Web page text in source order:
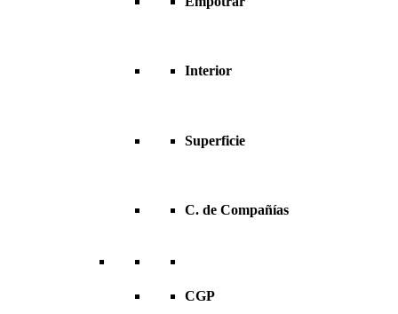
Interior
Superficie
C. de Compañías
CGP